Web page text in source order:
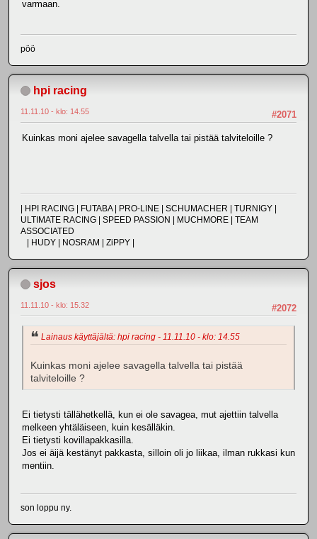
varmaan.
pöö
hpi racing
#2071
11.11.10 - klo: 14.55
Kuinkas moni ajelee savagella talvella tai pistää talviteloille ?
| HPI RACING | FUTABA | PRO-LINE | SCHUMACHER | TURNIGY |
ULTIMATE RACING | SPEED PASSION | MUCHMORE | TEAM
ASSOCIATED
| HUDY | NOSRAM | ZiPPY |
sjos
#2072
11.11.10 - klo: 15.32
Lainaus käyttäjältä: hpi racing - 11.11.10 - klo: 14.55
Kuinkas moni ajelee savagella talvella tai pistää
talviteloille ?
Ei tietysti tällähetkellä, kun ei ole savagea, mut ajettiin talvella
melkeen yhtäläiseen, kuin kesälläkin.
Ei tietysti kovillapakkasilla.
Jos ei äijä kestänyt pakkasta, silloin oli jo liikaa, ilman rukkasi kun
mentiin.
son loppu ny.